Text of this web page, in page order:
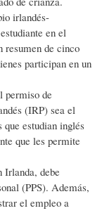
irlandés-
en el
resumen de cinco
participan en un
permiso de
(IRP) sea el
estudian inglés
que les permite
Irlanda, debe
(PPS). Además,
el empleo a